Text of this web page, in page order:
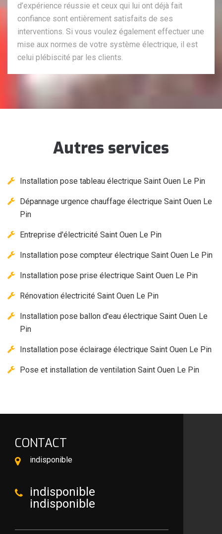
d’expérience réussie et ceux qui lui ont déjà fait
confiance sont entièrement satisfaits de ses
interventions. Si vous voulez également effectuer une
mise aux normes de votre système électrique, il est
celui plébiscité par les clients.
Autres services
Installation pose tableau électrique Saint Ouen Le Pin
Dépannage urgence chauffage électrique Saint Ouen Le
Pin
Entreprise d'électricité Saint Ouen Le Pin
Installation pose compteur électrique Saint Ouen Le Pin
Installation pose prise électrique Saint Ouen Le Pin
Rénovation électricité Saint Ouen Le Pin
Installation pose ballon d'eau électrique Saint Ouen Le
Pin
Installation pose éclairage électrique Saint Ouen Le Pin
Pose et installation de ventilation Saint Ouen Le Pin
CONTACT
indisponible
indisponible
indisponible